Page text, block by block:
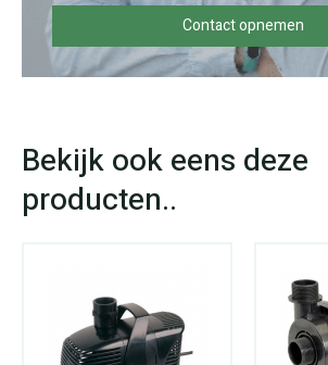
Contact opnemen